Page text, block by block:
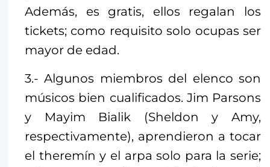
Además, es gratis, ellos regalan los
tickets; como requisito solo ocupas ser
mayor de edad.
3.- Algunos miembros del elenco son
músicos bien cualificados. Jim Parsons
y Mayim Bialik (Sheldon y Amy,
respectivamente), aprendieron a tocar
el theremín y el arpa solo para la serie;